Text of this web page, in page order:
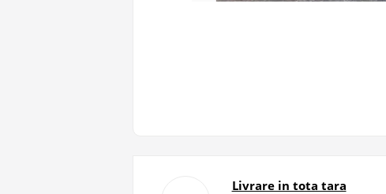
Livrare in tota tara